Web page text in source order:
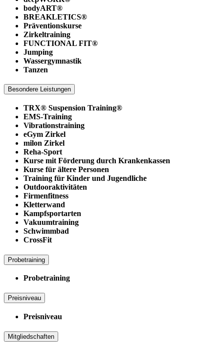
bodyART®
BREAKLETICS®
Präventionskurse
Zirkeltraining
FUNCTIONAL FIT®
Jumping
Wassergymnastik
Tanzen
Besondere Leistungen
TRX® Suspension Training®
EMS-Training
Vibrationstraining
eGym Zirkel
milon Zirkel
Reha-Sport
Kurse mit Förderung durch Krankenkassen
Kurse für ältere Personen
Training für Kinder und Jugendliche
Outdooraktivitäten
Firmenfitness
Kletterwand
Kampfsportarten
Vakuumtraining
Schwimmbad
CrossFit
Probetraining
Probetraining
Preisniveau
Preisniveau
Mitgliedschaften